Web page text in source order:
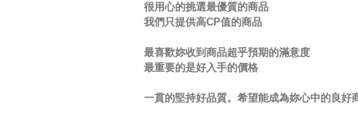
很用心的挑選最優質的商品
我們只提供高CP值的商品
最喜歡妳收到商品超乎預期的滿意度
最重要的是好入手的價格
一貫的堅持好品質。希望能成為妳心中的良好